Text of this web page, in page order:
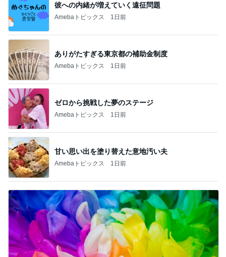
彼への内緒が増えていく遠征問題
Amebaトピックス 1日前
ありがたすぎる東京都の補助金制度
Amebaトピックス 1日前
ゼロから挑戦した夢のステージ
Amebaトピックス 1日前
甘い思い出を塗り替えた意地汚い夫
Amebaトピックス 1日前